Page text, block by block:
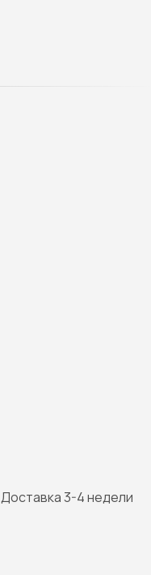
Доставка 3-4 недели